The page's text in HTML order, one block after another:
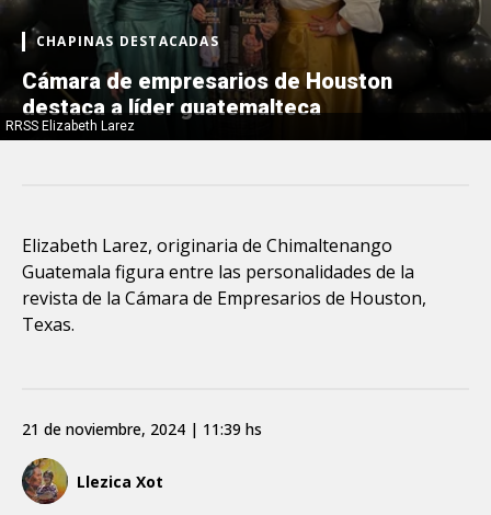
RRSS Elizabeth Larez
CHAPINAS DESTACADAS
Cámara de empresarios de Houston
destaca a líder guatemalteca
Elizabeth Larez, originaria de Chimaltenango
Guatemala figura entre las personalidades de la
revista de la Cámara de Empresarios de Houston,
Texas.
Llezica Xot
21 de noviembre, 2024 | 11:39 hs